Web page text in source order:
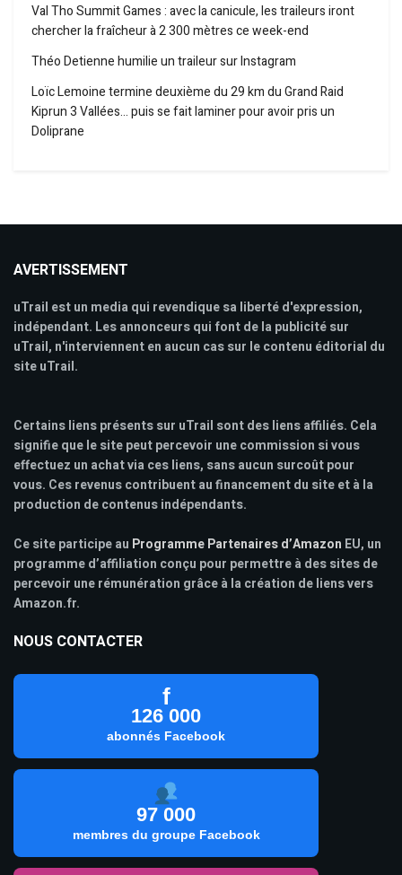
Val Tho Summit Games : avec la canicule, les traileurs iront
chercher la fraîcheur à 2 300 mètres ce week-end
Théo Detienne humilie un traileur sur Instagram
Loïc Lemoine termine deuxième du 29 km du Grand Raid
Kiprun 3 Vallées… puis se fait laminer pour avoir pris un
Doliprane
AVERTISSEMENT
uTrail est un media qui revendique sa liberté d'expression,
indépendant. Les annonceurs qui font de la publicité sur
uTrail, n'interviennent en aucun cas sur le contenu éditorial du
site uTrail.
Certains liens présents sur uTrail sont des liens affiliés. Cela
signifie que le site peut percevoir une commission si vous
effectuez un achat via ces liens, sans aucun surcoût pour
vous. Ces revenus contribuent au financement du site et à la
production de contenus indépendants.
Ce site participe au Programme Partenaires d’Amazon EU, un
programme d’affiliation conçu pour permettre à des sites de
percevoir une rémunération grâce à la création de liens vers
Amazon.fr.
NOUS CONTACTER
f
126 000
abonnés Facebook
97 000
membres du groupe Facebook